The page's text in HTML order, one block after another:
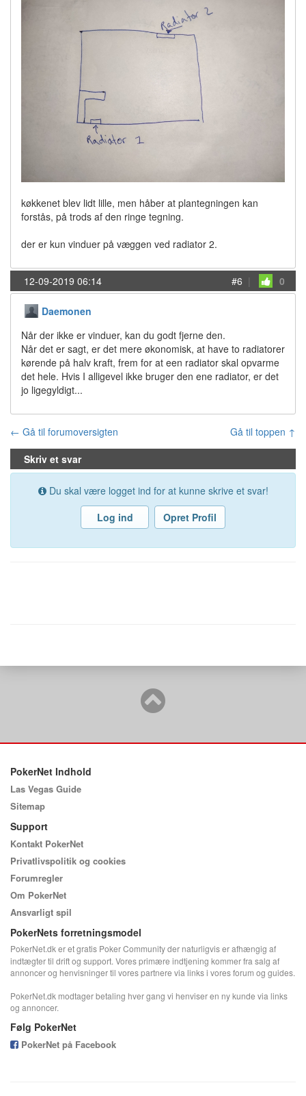
køkkenet blev lidt lille, men håber at plantegningen kan
forstås, på trods af den ringe tegning.
der er kun vinduer på væggen ved radiator 2.
12-09-2019 06:14 #6 | 0
Daemonen
Når der ikke er vinduer, kan du godt fjerne den.
Når det er sagt, er det mere økonomisk, at have to radiatorer
kørende på halv kraft, frem for at een radiator skal opvarme
det hele. Hvis I alligevel ikke bruger den ene radiator, er det
jo ligegyldigt...
← Gå til forumoversigten
Gå til toppen ↑
Skriv et svar
Du skal være logget ind for at kunne skrive et svar!
Log ind
Opret Profil
PokerNet Indhold
Las Vegas Guide
Sitemap
Support
Kontakt PokerNet
Privatlivspolitik og cookies
Forumregler
Om PokerNet
Ansvarligt spil
PokerNets forretningsmodel
PokerNet.dk er et gratis Poker Community der naturligvis er afhængig af
indtægter til drift og support. Vores primære indtjening kommer fra salg af
annoncer og henvisninger til vores partnere via links i vores forum og guides.
PokerNet.dk modtager betaling hver gang vi henviser en ny kunde via links
og annoncer.
Følg PokerNet
PokerNet på Facebook